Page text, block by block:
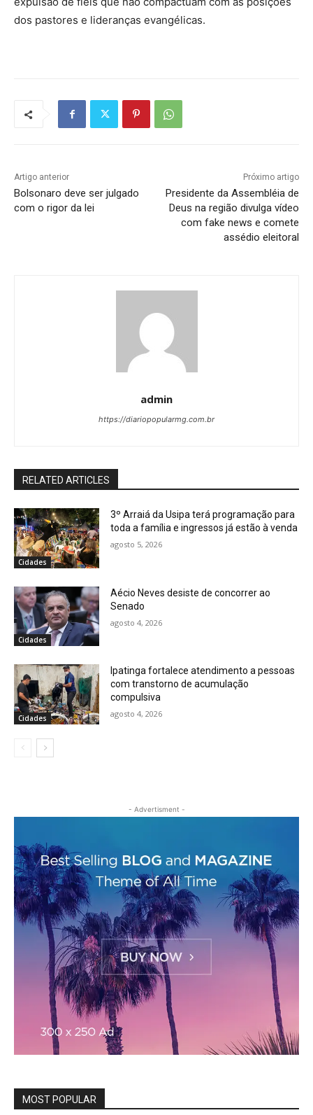
dos pastores e lideranças evangélicas.
Artigo anterior
Bolsonaro deve ser julgado
com o rigor da lei
Próximo artigo
Presidente da Assembléia de
Deus na região divulga vídeo
com fake news e comete
assédio eleitoral
admin
https://diariopopularmg.com.br
RELATED ARTICLES
Cidades
3º Arraiá da Usipa terá programação para
toda a família e ingressos já estão à venda
agosto 5, 2026
Cidades
Aécio Neves desiste de concorrer ao
Senado
agosto 4, 2026
Cidades
Ipatinga fortalece atendimento a pessoas
com transtorno de acumulação
compulsiva
agosto 4, 2026
- Advertisment -
MOST POPULAR